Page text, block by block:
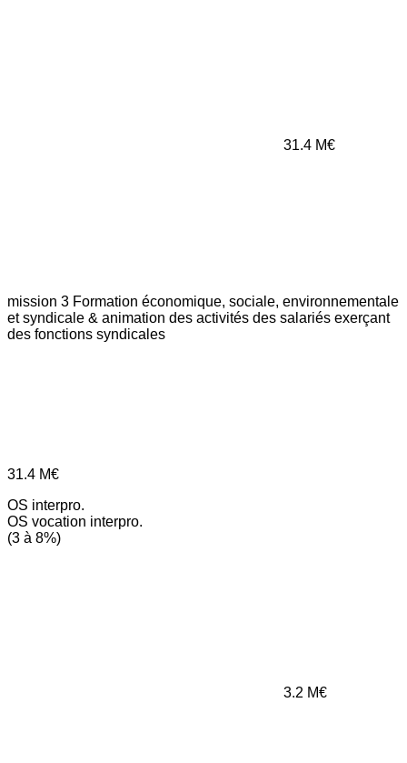
31.4 M€
mission 3 Formation économique, sociale, environnementale
et syndicale & animation des activités des salariés exerçant
des fonctions syndicales
31.4 M€
OS interpro.
OS vocation interpro.
(3 à 8%)
3.2 M€